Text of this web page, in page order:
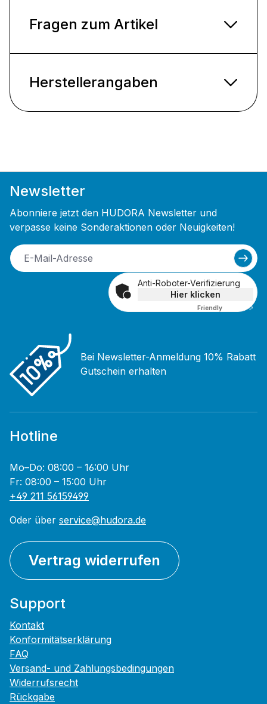
Fragen zum Artikel
Herstellerangaben
Newsletter
Abonniere jetzt den HUDORA Newsletter und
verpasse keine Sonderaktionen oder Neuigkeiten!
Anti-Roboter-Verifizierung
Hier klicken
Friendly Captcha ⇗
Bei Newsletter-Anmeldung 10% Rabatt
Gutschein erhalten
Hotline
Mo–Do: 08:00 – 16:00 Uhr
Fr: 08:00 – 15:00 Uhr
+49 211 56159499
Oder über service@hudora.de
Vertrag widerrufen
Support
Kontakt
Konformitätserklärung
FAQ
Versand- und Zahlungsbedingungen
Widerrufsrecht
Rückgabe